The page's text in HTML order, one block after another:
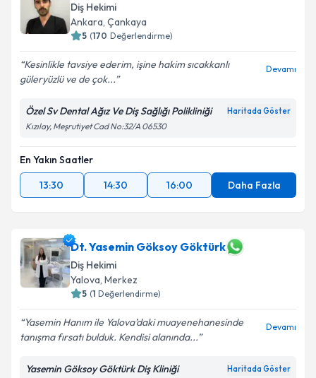
Diş Hekimi
Ankara, Çankaya
5 (170 Değerlendirme)
Kesinlikle tavsiye ederim, işine hakim sıcakkanlı
güleryüzlü ve de çok...
Devamı
Özel Sv Dental Ağız Ve Diş Sağlığı Polikliniği Haritada Göster
Kızılay, Meşrutiyet Cad No:32/A 06530
En Yakın Saatler
13:30
14:30 16:00 Daha Fazla
Dt. Yasemin Göksoy Göktürk
Diş Hekimi
Yalova, Merkez
5 (1 Değerlendirme)
Yasemin Hanım ile Yalova’daki muayenehanesinde
tanışma fırsatı bulduk. Kendisi alanında...
Devamı
Yasemin Göksoy Göktürk Diş Kliniği Haritada Göster